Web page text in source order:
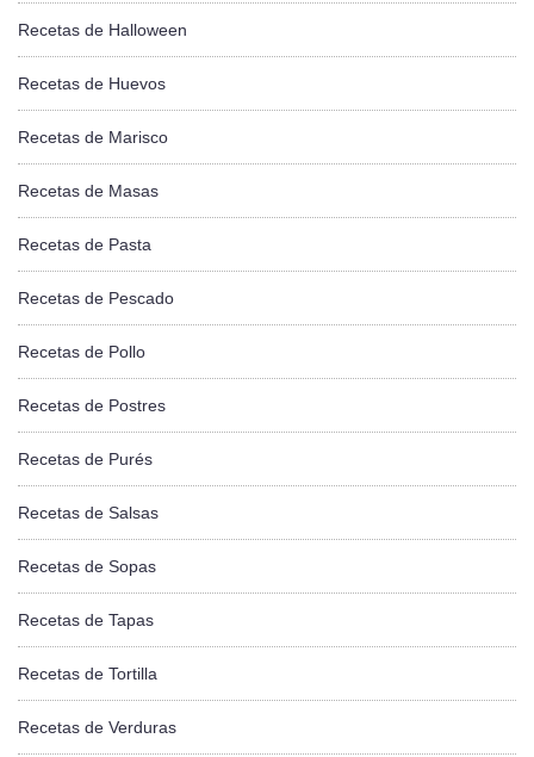
Recetas de Halloween
Recetas de Huevos
Recetas de Marisco
Recetas de Masas
Recetas de Pasta
Recetas de Pescado
Recetas de Pollo
Recetas de Postres
Recetas de Purés
Recetas de Salsas
Recetas de Sopas
Recetas de Tapas
Recetas de Tortilla
Recetas de Verduras